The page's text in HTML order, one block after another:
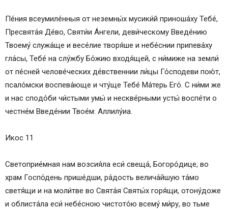
Пе́­ния всеумиле́нныя от неземны́х мусики́й приноша́ху Те­бе́,
Пре­свя­та́я Де́­во, Святи́и А́нгели, деви́ческому Введе́нию
Тво­ему́ служа́ще и ве­се́­лие творя́ше и небе́снии припева́ху
гла́сы, Те­бе́ на слу́жбу Бо́­жию входя́щей, с ни́миже на зем­ли́
от пе́сней че­ло­ве́­чес­ких де́вственнии ли́­цы Го́сподеви пою́т,
псало́мски вос­пе­ва́ю­ще и чту́ще Те­бе́ Ма́­терь Его́. С ни́­ми же
и нас спо­до́­би чи́с­ты­ми умы́ и нескве́рными ус­ты́ воспе́ти о
честне́м Введе́нии Тво­е́м: Алли­лу́иа.
Икос 11
Светоприе́мная нам возсия́ла еси́ свеща́, Бо­го­ро́­ди­це, во
храм Госпо́день прише́дши, ра́­дость велича́йшую та́­мо
светя́щи и на мо­ли́т­ве во Свя­та́я Свя­ты́х горя́щи, отону́доже
и облиста́ла еси́ небе́сною чис­то­то́ю все­му́ ми́­ру, во тьме